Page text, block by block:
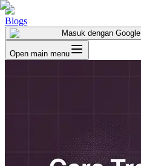
Blogs
Masuk dengan Google
Open main menu